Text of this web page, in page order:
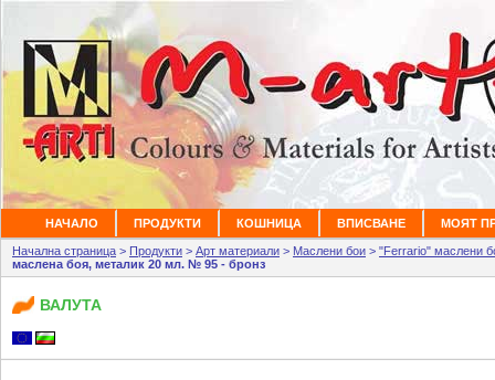
НАЧАЛО ПРОДУКТИ КОШНИЦА ВПИСВАНЕ МОЯТ
Начална страница > Продукти > Арт материали > Маслени бои > "Ferrario" маслени
маслена боя, металик 20 мл. № 95 - бронз
ВАЛУТА